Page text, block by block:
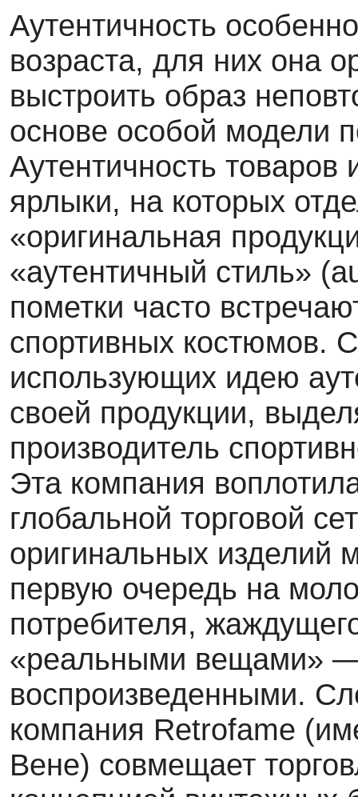
Аутентичность
возраста, для них она
выстроить образ
основе особой модели
Аутентичность
ярлыки, на которых
«оригинальная
«аутентичный стиль»
пометки часто
спортивных костюмов.
использующих идею
своей продукции,
производитель
Эта компания
глобальной торговой
ориги­нальных изделий
первую очередь на
потребителя,
«реальными вещами» —
воспроизведенными.
компания Retrofame
Вене) совмещает